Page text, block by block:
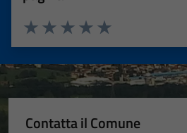
Valuta 5 stelle su 5
Valuta 4 stelle su 5
Valuta 3 stelle su 5
Valuta 2 stelle su 5
Valuta 1 stelle su 5
Contatta il Comune